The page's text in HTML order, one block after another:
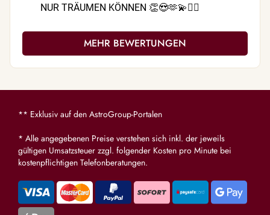
NUR TRÄUMEN KÖNNEN 👏😍🫶💫❤️‍🔥
GIBT 🥰🌹❤️🙌 HAB DICH GANZ GANZ DOLL
MEHR BEWERTUNGEN
** Exklusiv auf den AstroGroup-Portalen
* Alle angegebenen Preise verstehen sich inkl. der jeweils
gültigen Umsatzsteuer zzgl. folgender Kosten pro Minute bei
kostenpflichtigen Telefonberatungen.